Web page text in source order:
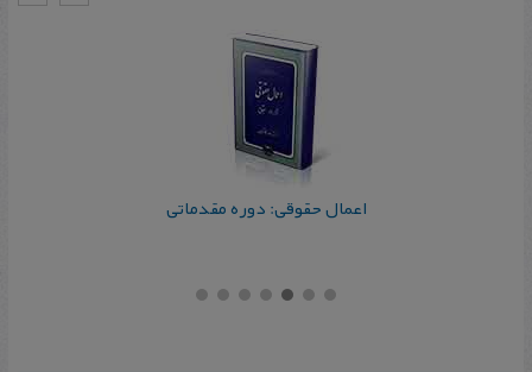
اعمال حقوقی: دوره مقدماتی